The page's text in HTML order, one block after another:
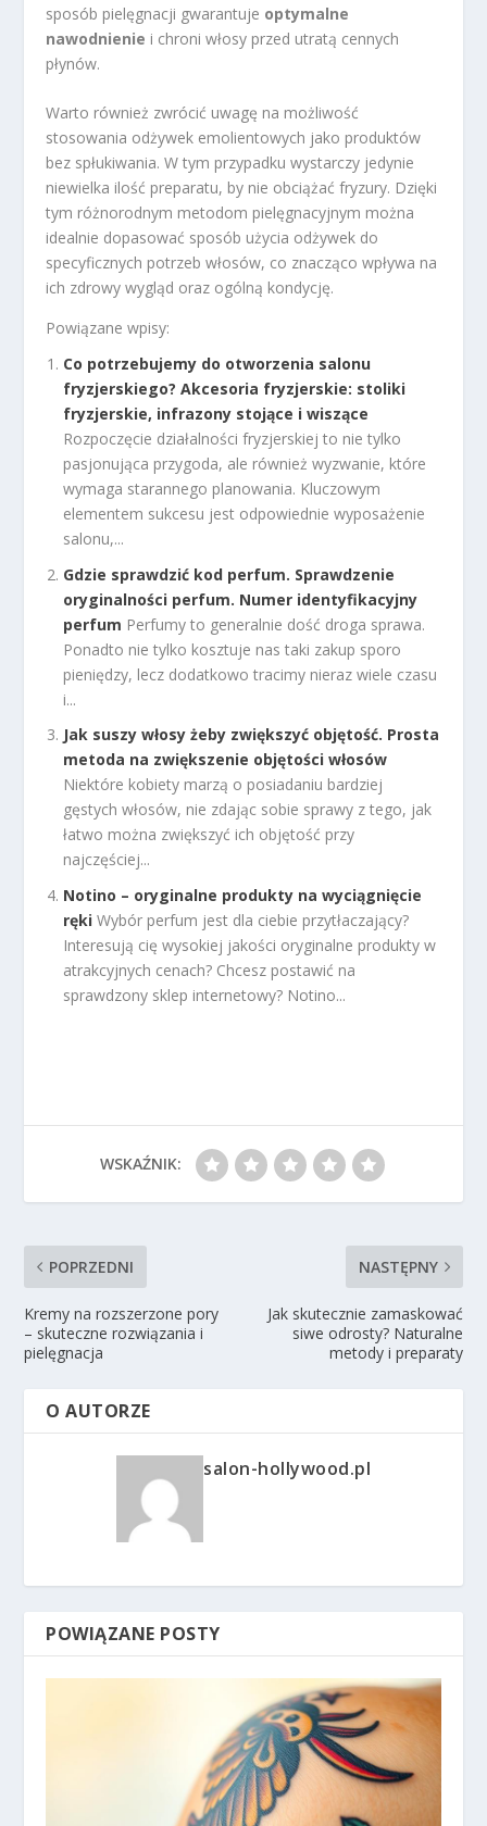
sposób pielęgnacji gwarantuje optymalne
nawodnienie i chroni włosy przed utratą cennych
płynów.
Warto również zwrócić uwagę na możliwość
stosowania odżywek emolientowych jako produktów
bez spłukiwania. W tym przypadku wystarczy jedynie
niewielka ilość preparatu, by nie obciążać fryzury. Dzięki
tym różnorodnym metodom pielęgnacyjnym można
idealnie dopasować sposób użycia odżywek do
specyficznych potrzeb włosów, co znacząco wpływa na
ich zdrowy wygląd oraz ogólną kondycję.
Powiązane wpisy:
Co potrzebujemy do otworzenia salonu
fryzjerskiego? Akcesoria fryzjerskie: stoliki
fryzjerskie, infrazony stojące i wiszące
Rozpoczęcie działalności fryzjerskiej to nie tylko
pasjonująca przygoda, ale również wyzwanie, które
wymaga starannego planowania. Kluczowym
elementem sukcesu jest odpowiednie wyposażenie
salonu,...
Gdzie sprawdzić kod perfum. Sprawdzenie
oryginalności perfum. Numer identyfikacyjny
perfum Perfumy to generalnie dość droga sprawa.
Ponadto nie tylko kosztuje nas taki zakup sporo
pieniędzy, lecz dodatkowo tracimy nieraz wiele czasu
i...
Jak suszy włosy żeby zwiększyć objętość. Prosta
metoda na zwiększenie objętości włosów
Niektóre kobiety marzą o posiadaniu bardziej
gęstych włosów, nie zdając sobie sprawy z tego, jak
łatwo można zwiększyć ich objętość przy
najczęściej...
Notino – oryginalne produkty na wyciągnięcie
ręki Wybór perfum jest dla ciebie przytłaczający?
Interesują cię wysokiej jakości oryginalne produkty w
atrakcyjnych cenach? Chcesz postawić na
sprawdzony sklep internetowy? Notino...
WSKAŹNIK:
POPRZEDNI
Kremy na rozszerzone pory
– skuteczne rozwiązania i
pielęgnacja
NASTĘPNY
Jak skutecznie zamaskować
siwe odrosty? Naturalne
metody i preparaty
O AUTORZE
salon-hollywood.pl
POWIĄZANE POSTY